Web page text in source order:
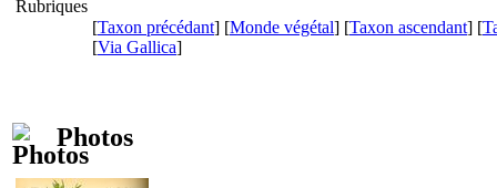
[Taxon précédant] [Monde végétal] [Taxon ascendant] [
[Via Gallica]
Photos